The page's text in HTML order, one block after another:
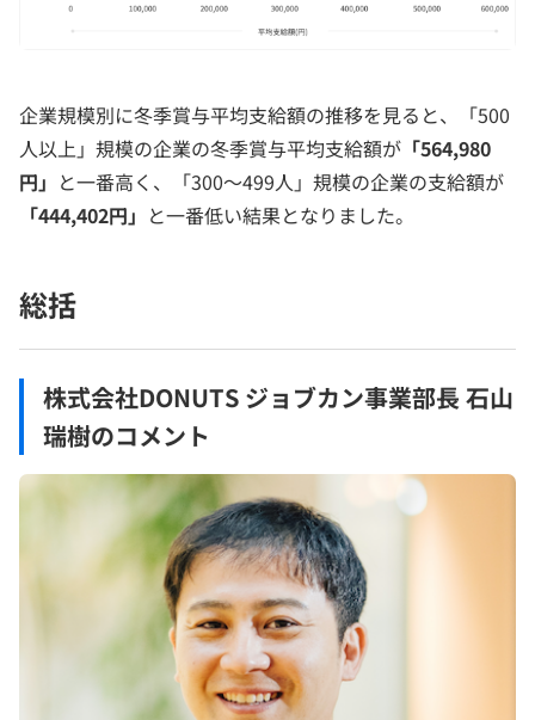
企業規模別に冬季賞与平均支給額の推移を見ると、「500
人以上」規模の企業の冬季賞与平均支給額が 「564,980
円」 と一番高く、「300～499人」規模の企業の支給額が
「444,402円」 と一番低い結果となりました。
総括
株式会社DONUTS ジョブカン事業部長 石山
瑞樹のコメント